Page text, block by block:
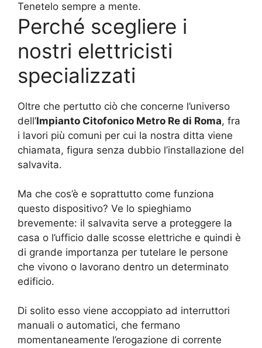
Tenetelo sempre a mente.
Perché scegliere i
nostri elettricisti
specializzati
Oltre che pertutto ciò che concerne l’universo
dell’Impianto Citofonico Metro Re di Roma, fra
i lavori più comuni per cui la nostra ditta viene
chiamata, figura senza dubbio l’installazione del
salvavita.
Ma che cos’è e soprattutto come funziona
questo dispositivo? Ve lo spieghiamo
brevemente: il salvavita serve a proteggere la
casa o l’ufficio dalle scosse elettriche e quindi è
di grande importanza per tutelare le persone
che vivono o lavorano dentro un determinato
edificio.
Di solito esso viene accoppiato ad interruttori
manuali o automatici, che fermano
momentaneamente l’erogazione di corrente